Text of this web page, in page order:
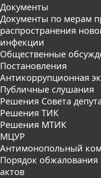
Документы
Документы по мерам
распространения
инфекции
Общественные
Постановления
Антикоррупционная
Публичные слушания
Решения Совета
Решения ТИК
Решения МТИК
МЦУР
Антимонопольный
Порядок
актов